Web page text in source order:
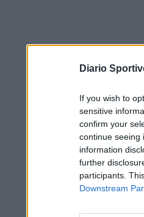
Diario
If you wish to
sensitive
confirm your
continue seeing
information
further
participants.
Downstream